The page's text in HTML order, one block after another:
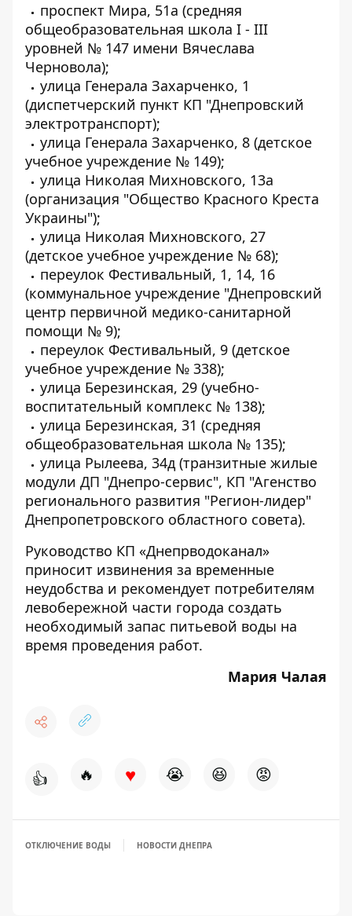
проспект Мира, 51а (средняя
общеобразовательная школа I - III
уровней № 147 имени Вячеслава
Черновола);
улица Генерала Захарченко, 1
(диспетчерский пункт КП "Днепровский
электротранспорт);
улица Генерала Захарченко, 8 (детское
учебное учреждение № 149);
улица Николая Михновского, 13а
(организация "Общество Красного Креста
Украины");
улица Николая Михновского, 27
(детское учебное учреждение № 68);
переулок Фестивальный, 1, 14, 16
(коммунальное учреждение "Днепровский
центр первичной медико-санитарной
помощи № 9);
переулок Фестивальный, 9 (детское
учебное учреждение № 338);
улица Березинская, 29 (учебно-
воспитательный комплекс № 138);
улица Березинская, 31 (средняя
общеобразовательная школа № 135);
улица Рылеева, 34д (транзитные жилые
модули ДП "Днепро-сервис", КП "Агенство
регионального развития "Регион-лидер"
Днепропетровского областного совета).
Руководство КП «Днепрводоканал»
приносит извинения за временные
неудобства и рекомендует потребителям
левобережной части города создать
необходимый запас питьевой воды на
время проведения работ.
Мария Чалая
👍 🔥 ♥ 😭 😆 😡
ОТКЛЮЧЕНИЕ ВОДЫ НОВОСТИ ДНЕПРА